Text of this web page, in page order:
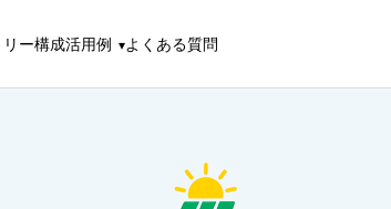
ー構成活用例 よくある質問